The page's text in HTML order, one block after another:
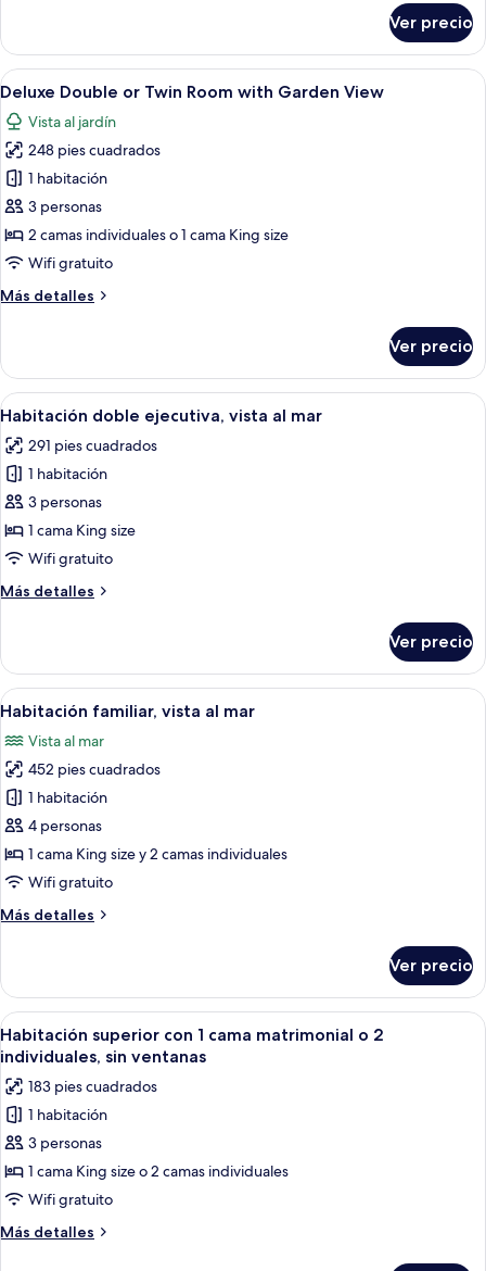
o
individuales,
vista
al
mar
Deluxe
con
1
cama
matrimonial
o
2
individuales,
vista
al
mar
Ver precio
Abrir
todas
las
fotos
de
Deluxe
Double
or
Room
View
Habitación de hotel con una cama
5
Deluxe Double or Twin Room with Garden View
Vista al jardín
248 pies cuadrados
1 habitación
3 personas
2 camas individuales o 1 cama King size
Wifi gratuito
Más detalles
Más
Double
or
Twin
with
Garden
View
Ver precio
Abrir
todas
las
fotos
de
Habitación
doble
vista
Habitación de hotel moderna con
6
Habitación doble ejecutiva, vista al mar
291 pies cuadrados
1 habitación
3 personas
1 cama King size
Wifi gratuito
Más detalles
Más
doble
ejecutiva,
vista
mar
Ver precio
Abrir
todas
las
fotos
de
Habitación
familiar,
vista
mar
Una sala de estar moderna con una
8
Habitación familiar, vista al mar
Vista al mar
452 pies cuadrados
1 habitación
4 personas
1 cama King size y 2 camas individuales
Wifi gratuito
Más detalles
Más
familiar,
vista
al
mar
Ver precio
Abrir
todas
las
fotos
de
Habitación
superior
con
1
cama
Una habitación de hotel moderna
5
Habitación superior con 1 cama matrimonial o 2
individuales, sin ventanas
183 pies cuadrados
1 habitación
3 personas
1 cama King size o 2 camas individuales
Wifi gratuito
Más detalles
Más